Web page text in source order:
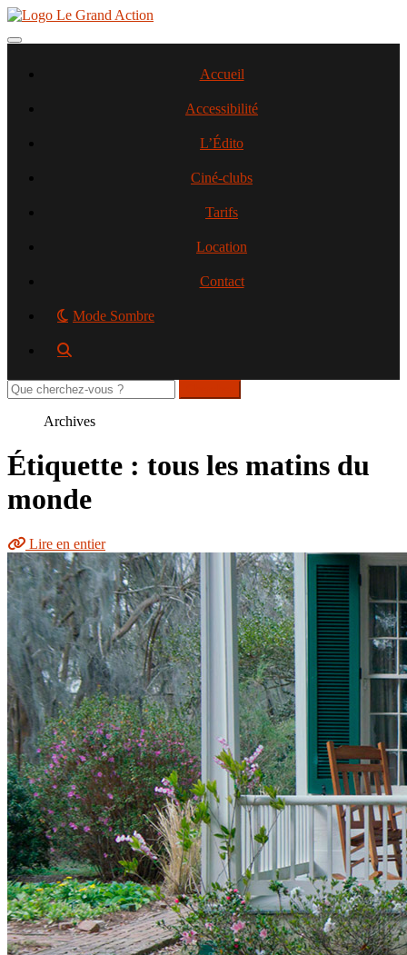
Aller
contenu
Toggle navigation
Accueil
Accessibilité
L’Édito
Ciné-clubs
Tarifs
Location
Contact
Mode Sombre
Rechercher
sur
Archives
Étiquette : tous les matins du
monde
Lire en entier